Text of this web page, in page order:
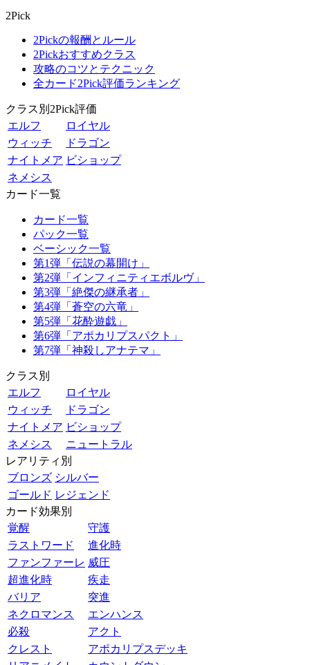
2Pick
2Pickの報酬とルール
2Pickおすすめクラス
攻略のコツとテクニック
全カード2Pick評価ランキング
クラス別2Pick評価
エルフ
ロイヤル
ウィッチ
ドラゴン
ナイトメア ビショップ
ネメシス
カード一覧
カード一覧
パック一覧
ベーシック一覧
第1弾「伝説の幕開け」
第2弾「インフィニティエボルヴ」
第3弾「絶傑の継承者」
第4弾「蒼空の六竜」
第5弾「花酔遊戯」
第6弾「アポカリプスパクト」
第7弾「神殺しアナテマ」
クラス別
エルフ
ロイヤル
ウィッチ
ドラゴン
ナイトメア ビショップ
ネメシス
ニュートラル
レアリティ別
ブロンズ シルバー
ゴールド レジェンド
カード効果別
覚醒
守護
ラストワード
進化時
ファンファーレ 威圧
超進化時
疾走
バリア
突進
ネクロマンス
エンハンス
必殺
アクト
クレスト
アポカリプスデッキ